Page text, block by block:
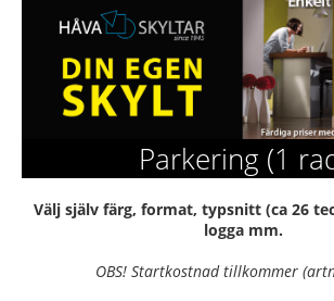
Parkering (1
Välj själv färg, format, typsnitt (ca 26
logga mm.
OBS! Startkostnad tillkommer